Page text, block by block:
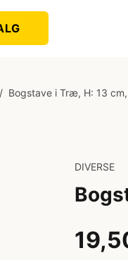
/ Bogstave i Træ, H: 13
DIVERSE